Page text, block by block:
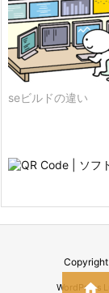
seビルドの違い
WordPress
